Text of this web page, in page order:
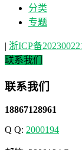
分类
专题
| 浙ICP备
联系我们
联系我们
18867128961
Q Q: 2000194